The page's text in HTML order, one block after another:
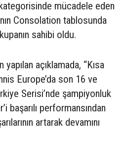
mücadele eden
Consolation tablosunda
sahibi oldu.
açıklamada, “Kısa
Europe’da son 16 ve
Serisi’nde şampiyonluk
başarılı performansından
artarak devamını